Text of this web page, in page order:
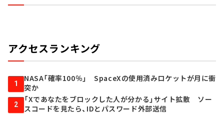
アクセスランキング
1
NASA「確率100％」 SpaceXの使用済みロケットが月に衝
突か
2
「Xであなたをブロックした人が分かる」サイト拡散 ソー
スコードを見たら、IDとパスワード外部送信